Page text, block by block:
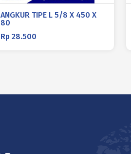
ANGKUR TIPE L 5/8 X 450 X
80
Rp 28.500